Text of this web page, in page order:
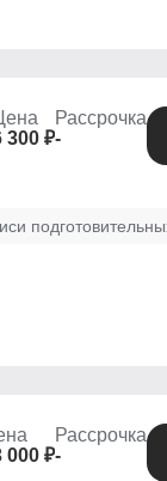
300 ₽
Рассрочка
-
000 ₽
Рассрочка
-